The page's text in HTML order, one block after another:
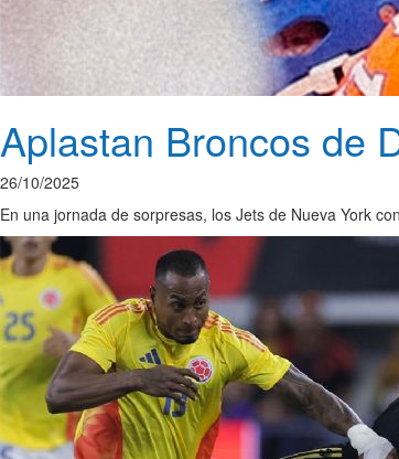
Aplastan Broncos de
26/10/2025
En una jornada de sorpresas, los Jets de Nueva York